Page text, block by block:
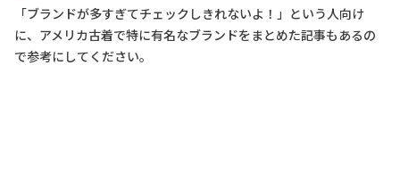
「ブランドが多すぎてチェックしきれないよ！」という人向け
に、アメリカ古着で特に有名なブランドをまとめた記事もあるの
で参考にしてください。